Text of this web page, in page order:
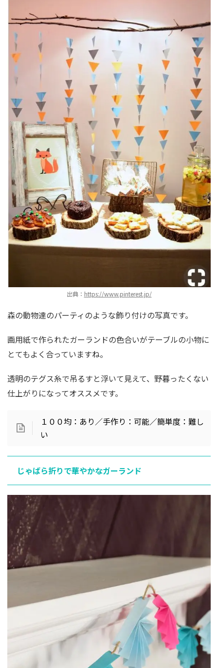
出典： https://www.pinterest.jp/
森の動物達のパーティのような飾り付けの写真です。
画用紙で作られたガーランドの色合いがテーブルの小物に
とてもよく合っていますね。
透明のテグス糸で吊るすと浮いて見えて、野暮ったくない
仕上がりになってオススメです。
１００均：あり／手作り：可能／簡単度：難し
い
じゃばら折りで華やかなガーランド